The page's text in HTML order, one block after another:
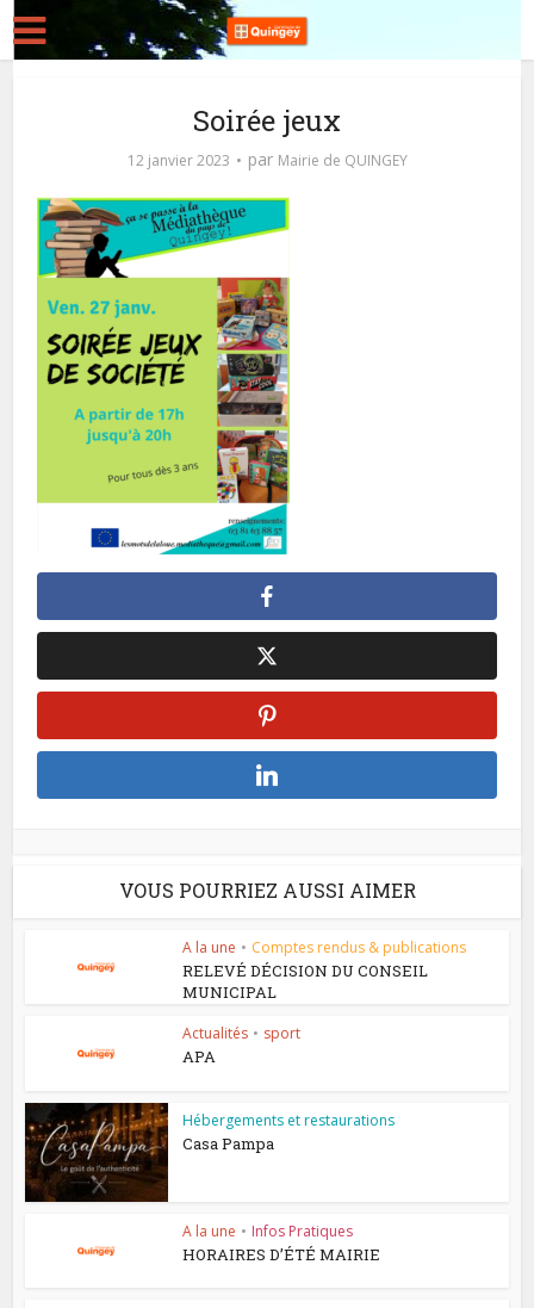
Soirée jeux
12 janvier 2023 par Mairie de QUINGEY
VOUS POURRIEZ AUSSI AIMER
A la une • Comptes rendus & publications
RELEVÉ DÉCISION DU CONSEIL
MUNICIPAL
Actualités • sport
APA
Hébergements et restaurations
Casa Pampa
A la une • Infos Pratiques
HORAIRES D’ÉTÉ MAIRIE